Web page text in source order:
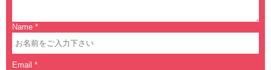
Name *
Email *